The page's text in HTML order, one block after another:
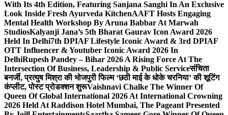
With Its 4th Edition, Featuring Sanjana Sanghi In An Exclusive
Look Inside Fresh Ayurveda KitchenAAFT Hosts Engaging
Mental Health Workshop By Aruna Babbar At Marwah
StudiosKalyanji Jana’s 5th Bharat Gaurav Icon Award 2026
Held In Delhi7th DPIAF Lifestyle Iconic Award & 3rd DPIAF
OTT Influencer & Youtuber Iconic Award 2026 In
DelhiRupesh Pandey – Bihar 2026 A Rising Force At The
Intersection Of Business, Leadership & Public Serviceसंचिता
बनर्जी, प्रत्युष मिश्रा की भोजपुरी फिल्म ‘छठी माई के धोके चरनिया’ की शूटिंग
कंप्लीट, पोस्ट प्रोडक्शन शुरूVaishnavi Chalke The Winner Of
Queen Of Global International 2026 At International Crowning
2026 Held At Raddison Hotel Mumbai, The Pageant Presented